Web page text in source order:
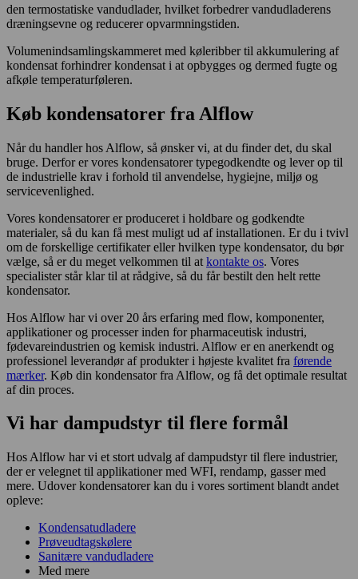
den termostatiske vandudlader, hvilket forbedrer vandudladerens
dræningsevne og reducerer opvarmningstiden.
Volumenindsamlingskammeret med køleribber til akkumulering af
kondensat forhindrer kondensat i at opbygges og dermed fugte og
afkøle temperaturføleren.
Køb kondensatorer fra Alflow
Når du handler hos Alflow, så ønsker vi, at du finder det, du skal
bruge. Derfor er vores kondensatorer typegodkendte og lever op til
de industrielle krav i forhold til anvendelse, hygiejne, miljø og
servicevenlighed.
Vores kondensatorer er produceret i holdbare og godkendte
materialer, så du kan få mest muligt ud af installationen. Er du i tvivl
om de forskellige certifikater eller hvilken type kondensator, du bør
vælge, så er du meget velkommen til at kontakte os. Vores
specialister står klar til at rådgive, så du får bestilt den helt rette
kondensator.
Hos Alflow har vi over 20 års erfaring med flow, komponenter,
applikationer og processer inden for pharmaceutisk industri,
fødevareindustrien og kemisk industri. Alflow er en anerkendt og
professionel leverandør af produkter i højeste kvalitet fra førende
mærker. Køb din kondensator fra Alflow, og få det optimale resultat
af din proces.
Vi har dampudstyr til flere formål
Hos Alflow har vi et stort udvalg af dampudstyr til flere industrier,
der er velegnet til applikationer med WFI, rendamp, gasser med
mere. Udover kondensatorer kan du i vores sortiment blandt andet
opleve:
Kondensatudladere
Prøveudtagskølere
Sanitære vandudladere
Med mere